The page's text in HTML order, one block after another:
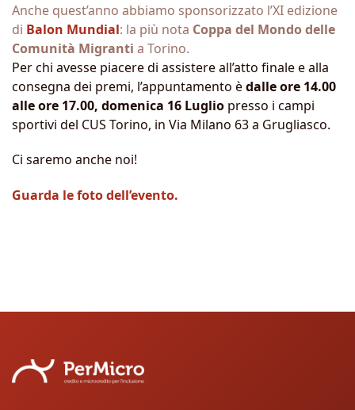
Anche quest’anno abbiamo sponsorizzato l’XI edizione
di Balon Mundial: la più nota Coppa del Mondo delle
Comunità Migranti a Torino.
Per chi avesse piacere di assistere all’atto finale e alla
consegna dei premi, l’appuntamento èdalle ore 14.00
alle ore 17.00, domenica 16 Luglio presso i campi
sportivi del CUS Torino, in Via Milano 63 a Grugliasco.
Ci saremo anche noi!
Guarda le foto dell’evento.